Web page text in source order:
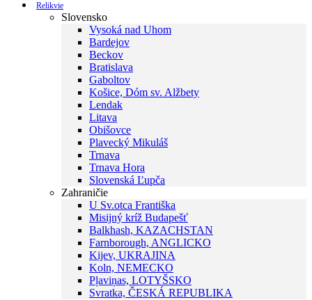
Relikvie
Slovensko
Vysoká nad Uhom
Bardejov
Beckov
Bratislava
Gaboltov
Košice, Dóm sv. Alžbety
Lendak
Litava
Obišovce
Plavecký Mikuláš
Trnava
Trnava Hora
Slovenská Ľupča
Zahraničie
U Sv.otca Františka
Misijný kríž Budapešť
Balkhash, KAZACHSTAN
Farnborough, ANGLICKO
Kijev, UKRAJINA
Koln, NEMECKO
Pļaviņas, LOTYŠSKO
Svratka, ČESKÁ REPUBLIKA